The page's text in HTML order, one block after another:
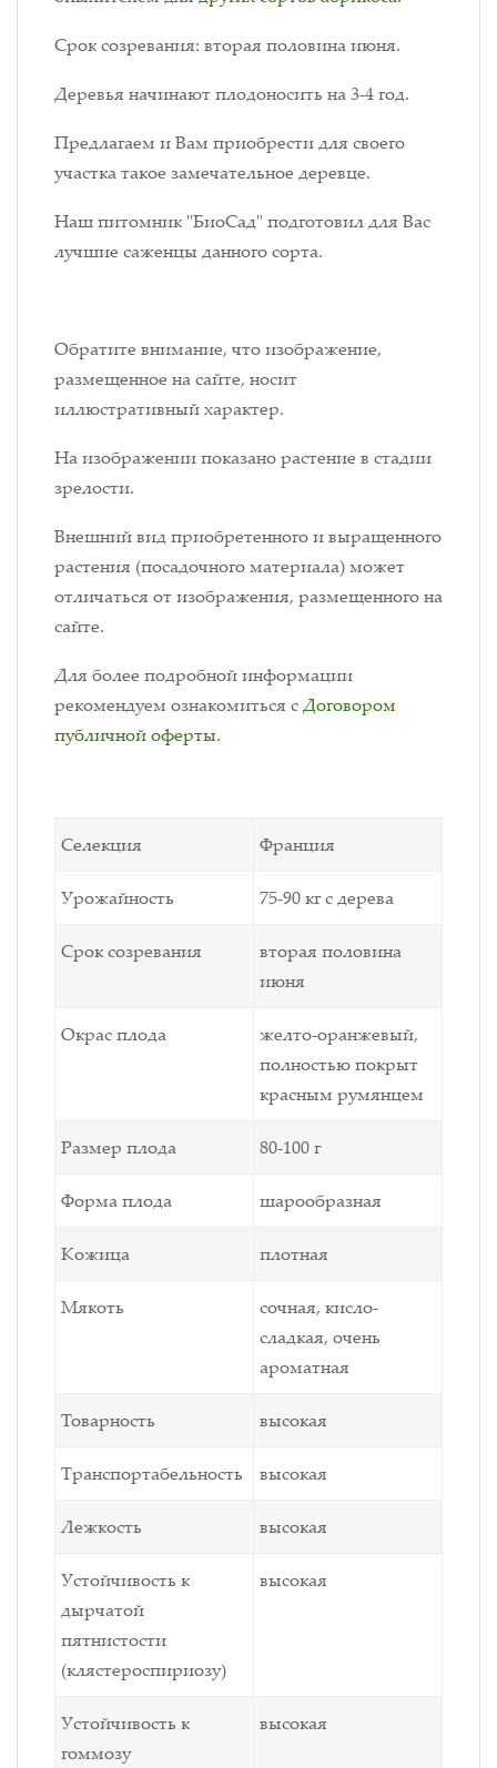
Срок созревания: вторая половина июня.
Деревья начинают плодоносить на 3-4 год.
Предлагаем и Вам приобрести для своего
участка такое замечательное деревце.
Наш питомник "БиоСад" подготовил для Вас
лучшие саженцы данного сорта.
Обратите внимание, что изображение,
размещенное на сайте, носит
иллюстративный характер.
На изображении показано растение в стадии
зрелости.
Внешний вид приобретенного и выращенного
растения (посадочного материала) может
отличаться от изображения, размещенного на
сайте.
Для более подробной информации
рекомендуем ознакомиться сДоговором
публичной оферты.
Селекция Франция
Урожайность 75-90 кг с дерева
Срок созревания
вторая половина
июня
Окрас плода
желто-оранжевый,
полностью покрыт
красным румянцем
Размер плода 80-100 г
Форма плода шарообразная
Кожица плотная
Мякоть
сочная, кисло-
сладкая, очень
ароматная
Товарность высокая
Транспортабельность высокая
Лежкость высокая
Устойчивость к
дырчатой
пятнистости
(клястероспириозу)
высокая
Устойчивость к
гоммозу
высокая